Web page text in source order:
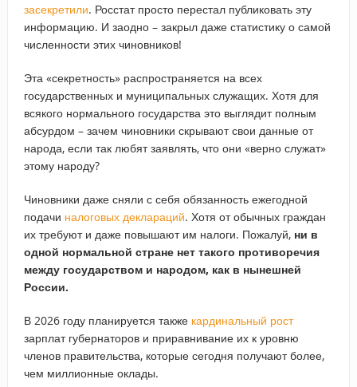
засекретили. Росстат просто перестал публиковать эту
информацию. И заодно – закрыл даже статистику о самой
численности этих чиновников!
Эта «секретность» распространяется на всех
государственных и муниципальных служащих. Хотя для
всякого нормального государства это выглядит полным
абсурдом – зачем чиновники скрывают свои данные от
народа, если так любят заявлять, что они «верно служат»
этому народу?
Чиновники даже сняли с себя обязанность ежегодной
подачи налоговых деклараций. Хотя от обычных граждан
их требуют и даже повышают им налоги. Пожалуй, ни в
одной нормальной стране нет такого противоречия
между государством и народом, как в нынешней
России.
В 2026 году планируется также кардинальный рост
зарплат губернаторов и приравнивание их к уровню
членов правительства, которые сегодня получают более,
чем миллионные оклады.